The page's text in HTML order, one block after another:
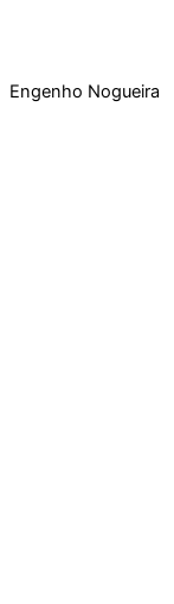
Engenho Nogueira